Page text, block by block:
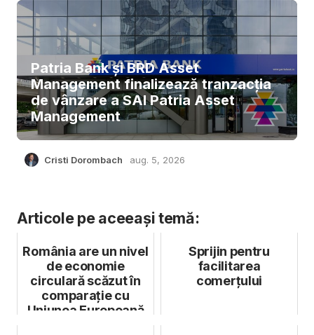
Patria Bank și BRD Asset
Management finalizează tranzacția
de vânzare a SAI Patria Asset
Management
Cristi Dorombach aug. 5, 2026
Articole pe aceeași temă:
România are un nivel
de economie
circulară scăzut în
comparație cu
Uniunea Europeană
Sprijin pentru
facilitarea
comerţului